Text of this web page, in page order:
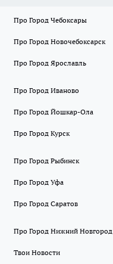
Про Город Чебоксары
Про Город Новочебоксарск
Про Город Ярославль
Про Город Иваново
Про Город Йошкар-Ола
Про Город Курск
Про Город Рыбинск
Про Город Уфа
Про Город Саратов
Про Город Нижний Новгород
Твои Новости